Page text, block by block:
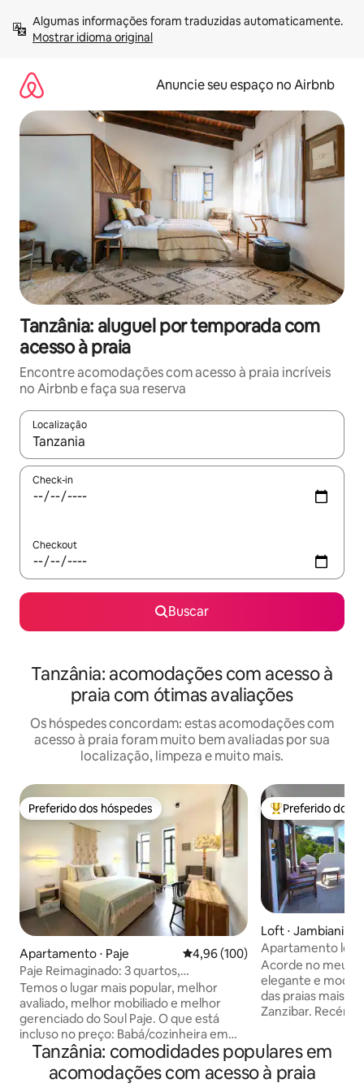
para
Mostrar idioma original
Anuncie seu espaço no Airbnb
Tanzânia: aluguel por temporada com
acesso à praia
Encontre acomodações com acesso à praia incríveis
no Airbnb e faça sua reserva
Localização
Quando os resultados estiverem disponíveis, explore-os
Check-in
Checkout
Buscar
Tanzânia: acomodações com acesso à
praia com ótimas avaliações
Os hóspedes concordam: estas acomodações com
acesso à praia foram muito bem avaliadas por sua
localização, limpeza e muito mais.
Preferido dos hóspedes
Preferido dos hóspedes
Apartamento ⋅ Paje 4,96 de uma avaliação média de
4,96 (100)
Paje Reimaginado: 3 quartos,
privativamente seus
Temos o lugar mais popular, melhor
avaliado, melhor mobiliado e melhor
gerenciado do Soul Paje. O que está
incluso no preço: Babá/cozinheira em
tempo integral Piscina Máquina de café
expresso 3 quartos, 2 banheiros, 2 áreas
de jantar Frutas para o café da manhã
Entre os
Preferido dos
Loft ⋅ Jambiani
Apartamento loft
frente para o
Acorde no meu
elegante e
das praias mais
Zanzibar.
por fora — minha
lindamente
elegante com o
Tanzânia: comodidades populares em
acomodações com acesso à praia